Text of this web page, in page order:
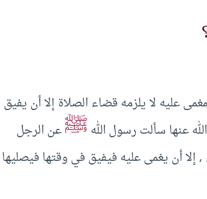
عليه لا يلزمه قضاء الصلاة إلا أن يفيق
عنها سألت رسول اللهﷺعن الرجل
أن يغمى عليه فيفيق في وقتها فيصليها